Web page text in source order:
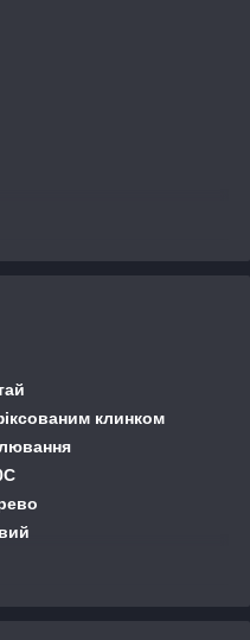
клинком